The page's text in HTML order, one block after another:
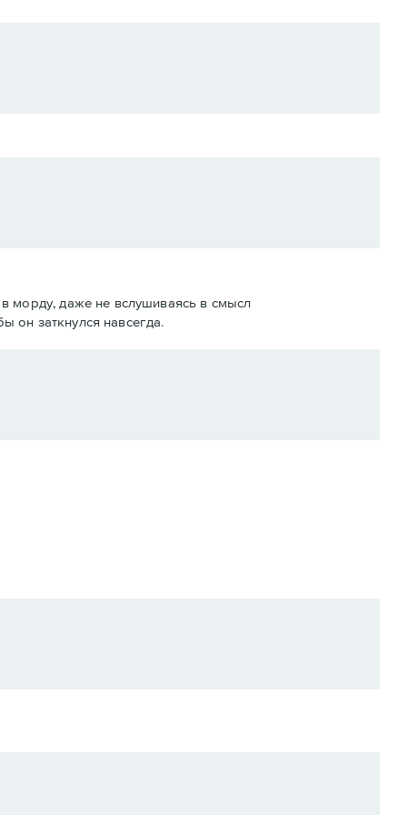
морду, даже не вслушиваясь в смысл
он заткнулся навсегда.